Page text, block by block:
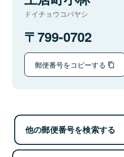
ドイチョウコバヤシ
799-0702
郵便番号をコピーする
他の郵便番号を検索する